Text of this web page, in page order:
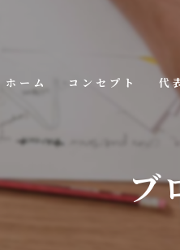
ホーム コンセプト 代
ブ